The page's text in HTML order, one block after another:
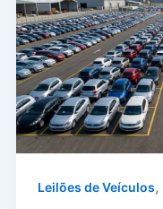
Leilões de Veículos,